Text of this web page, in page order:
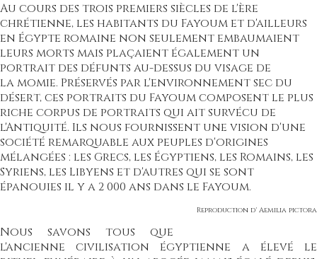
Au cours des trois premiers siècles de l'ère
chrétienne, les habitants du Fayoum et d'ailleurs
en Égypte romaine non seulement embaumaient
leurs morts mais plaçaient également un
portrait des défunts au-dessus du visage de
lamomie. Préservés par l'environnement sec du
désert, ces portraits du Fayoum composent le plus
riche corpus de portraits qui ait survécu de
l'Antiquité. Ils nous fournissent une vision d'une
société remarquable aux peuples d'origines
mélangées : les Grecs, les Égyptiens, les Romains, les
Syriens, les Libyens et d'autres qui se sont
épanouies il y a 2 000 ans dans le Fayoum.
Reproduction d' Aemilia pictora
Nous savons tous que
l'ancienne civilisation égyptienne a élevé le